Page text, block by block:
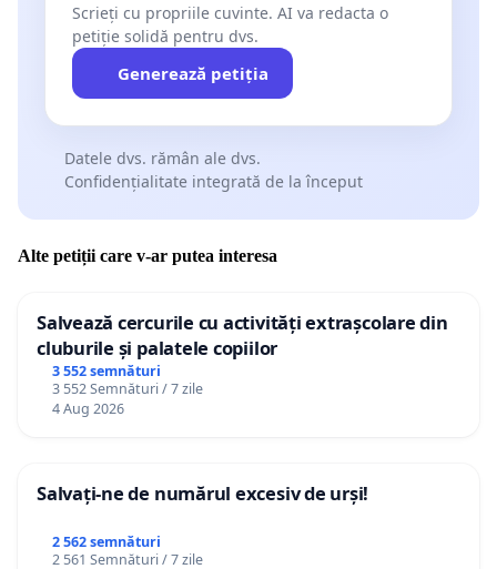
Scrieți cu propriile cuvinte. AI va redacta o
petiție solidă pentru dvs.
Generează petiția
Datele dvs. rămân ale dvs.
Confidențialitate integrată de la început
Alte petiții care v-ar putea interesa
Salvează cercurile cu activități extrașcolare din
cluburile și palatele copiilor
3 552 semnături
3 552 Semnături / 7 zile
4 Aug 2026
Salvați-ne de numărul excesiv de urși!
2 562 semnături
2 561 Semnături / 7 zile